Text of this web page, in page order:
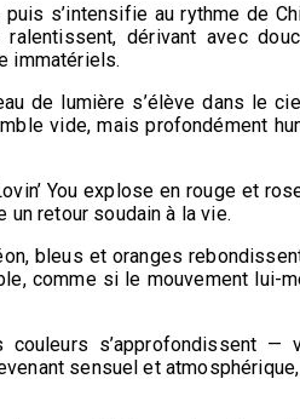
s’intensifie au rythme de
dérivant avec
immatériels.
de lumière s’élève dans le
vide, mais profondément
You explose en rouge et
un retour soudain à la vie.
bleus et oranges
comme si le mouvement lui-
s’approfondissent —
sensuel et